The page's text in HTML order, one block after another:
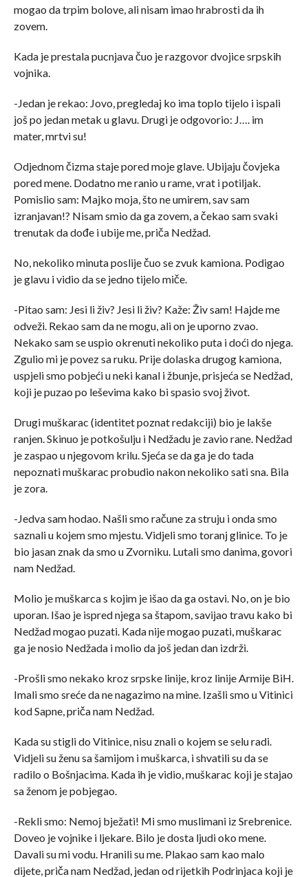
mogao da trpim bolove, ali nisam imao hrabrosti da ih
zovem.
Kada je prestala pucnjava čuo je razgovor dvojice srpskih
vojnika.
-Jedan je rekao: Jovo, pregledaj ko ima toplo tijelo i ispali
još po jedan metak u glavu. Drugi je odgovorio: J…. im
mater, mrtvi su!
Odjednom čizma staje pored moje glave. Ubijaju čovjeka
pored mene. Dodatno me ranio u rame, vrat i potiljak.
Pomislio sam: Majko moja, što ne umirem, sav sam
izranjavan!? Nisam smio da ga zovem, a čekao sam svaki
trenutak da dođe i ubije me, priča Nedžad.
No, nekoliko minuta poslije čuo se zvuk kamiona. Podigao
je glavu i vidio da se jedno tijelo miče.
-Pitao sam: Jesi li živ? Jesi li živ? Kaže: Živ sam! Hajde me
odveži. Rekao sam da ne mogu, ali on je uporno zvao.
Nekako sam se uspio okrenuti nekoliko puta i doći do njega.
Zgulio mi je povez sa ruku. Prije dolaska drugog kamiona,
uspjeli smo pobjeći u neki kanal i žbunje, prisjeća se Nedžad,
koji je puzao po leševima kako bi spasio svoj život.
Drugi muškarac (identitet poznat redakciji) bio je lakše
ranjen. Skinuo je potkošulju i Nedžadu je zavio rane. Nedžad
je zaspao u njegovom krilu. Sjeća se da ga je do tada
nepoznati muškarac probudio nakon nekoliko sati sna. Bila
je zora.
-Jedva sam hodao. Našli smo račune za struju i onda smo
saznali u kojem smo mjestu. Vidjeli smo toranj glinice. To je
bio jasan znak da smo u Zvorniku. Lutali smo danima, govori
nam Nedžad.
Molio je muškarca s kojim je išao da ga ostavi. No, on je bio
uporan. Išao je ispred njega sa štapom, savijao travu kako bi
Nedžad mogao puzati. Kada nije mogao puzati, muškarac
ga je nosio Nedžada i molio da još jedan dan izdrži.
-Prošli smo nekako kroz srpske linije, kroz linije Armije BiH.
Imali smo sreće da ne nagazimo na mine. Izašli smo u Vitinici
kod Sapne, priča nam Nedžad.
Kada su stigli do Vitinice, nisu znali o kojem se selu radi.
Vidjeli su ženu sa šamijom i muškarca, i shvatili su da se
radilo o Bošnjacima. Kada ih je vidio, muškarac koji je stajao
sa ženom je pobjegao.
-Rekli smo: Nemoj bježati! Mi smo muslimani iz Srebrenice.
Doveo je vojnike i ljekare. Bilo je dosta ljudi oko mene.
Davali su mi vodu. Hranili su me. Plakao sam kao malo
dijete, priča nam Nedžad, jedan od rijetkih Podrinjaca koji je